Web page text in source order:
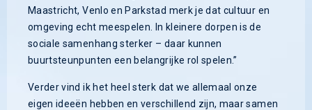
Maastricht, Venlo en Parkstad merk je dat cultuur en
omgeving echt meespelen. In kleinere dorpen is de
sociale samenhang sterker – daar kunnen
buurtsteunpunten een belangrijke rol spelen.”
Verder vind ik het heel sterk dat we allemaal onze
eigen ideeën hebben en verschillend zijn, maar samen